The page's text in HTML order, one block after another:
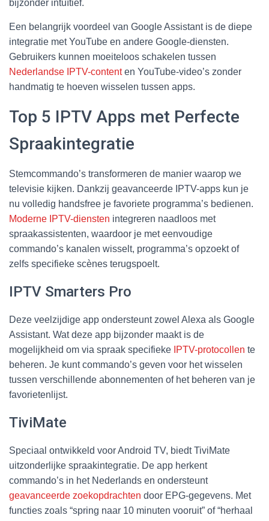
bijzonder intuïtief.
Een belangrijk voordeel van Google Assistant is de diepe
integratie met YouTube en andere Google-diensten.
Gebruikers kunnen moeiteloos schakelen tussen
Nederlandse IPTV-contenten YouTube-video’s zonder
handmatig te hoeven wisselen tussen apps.
Top 5 IPTV Apps met Perfecte
Spraakintegratie
Stemcommando’s transformeren de manier waarop we
televisie kijken. Dankzij geavanceerde IPTV-apps kun je
nu volledig handsfree je favoriete programma’s bedienen.
Moderne IPTV-diensten integreren naadloos met
spraakassistenten, waardoor je met eenvoudige
commando’s kanalen wisselt, programma’s opzoekt of
zelfs specifieke scènes terugspoelt.
IPTV Smarters Pro
Deze veelzijdige app ondersteunt zowel Alexa als Google
Assistant. Wat deze app bijzonder maakt is de
mogelijkheid om via spraak specifieke IPTV-protocollen te
beheren. Je kunt commando’s geven voor het wisselen
tussen verschillende abonnementen of het beheren van je
favorietenlijst.
TiviMate
Speciaal ontwikkeld voor Android TV, biedt TiviMate
uitzonderlijke spraakintegratie. De app herkent
commando’s in het Nederlands en ondersteunt
geavanceerde zoekopdrachten door EPG-gegevens. Met
functies zoals “spring naar 10 minuten vooruit” of “herhaal